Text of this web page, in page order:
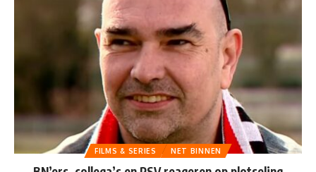
FILMS & SERIES NET BINNEN